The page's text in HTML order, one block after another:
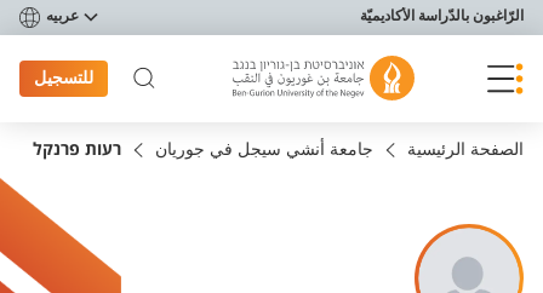
תפריט נגישות
الرّاغبون بالدّراسة الأكاديميّة عربيه
للتسجيل
الصفحة الرئيسية جامعة أنشي سيجل في جوريان רעות פרנקל